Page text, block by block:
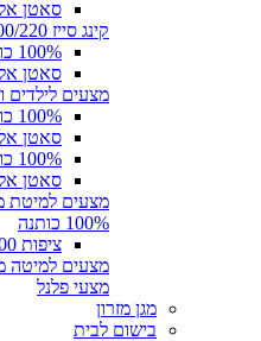
סאטן
קינג סייז 200/220
100% כותנה
סאטן
מצעים לילדים
100% כותנה מיטת יחיד 90/200
סאטן אל
100% כותנה מיטה וחצי 120/200
סאטן אל
מצעים למיטת
100% כותנה
ציפות 150/200
מצעים למיטה
מצעי פלנל
מגן מזרון
בישום לבית